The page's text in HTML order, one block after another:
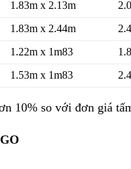
1.83m x 2.13m
1.83m x 2.44m
1.22m x 1m83
1.53m x 1m83
10% so với đơn giá